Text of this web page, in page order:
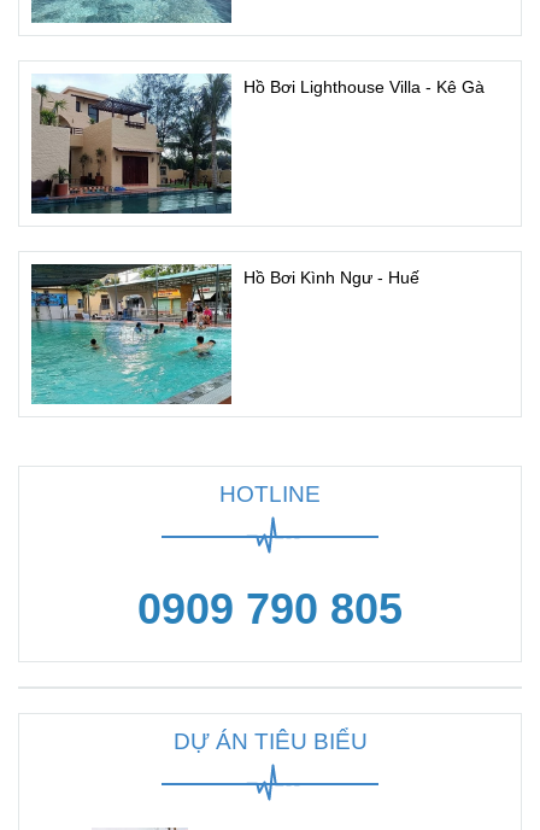
Hồ Bơi Lighthouse Villa - Kê Gà
Hồ Bơi Kình Ngư - Huế
HOTLINE
0909 790 805
DỰ ÁN TIÊU BIỂU